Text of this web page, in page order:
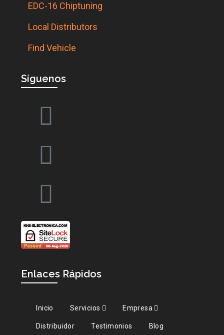
EDC-16 Chiptuning
Local Distributors
Find Vehicle
Síguenos
Enlaces Rápidos
Inicio Servicios Empresa
Distribuidor Testimonios Blog